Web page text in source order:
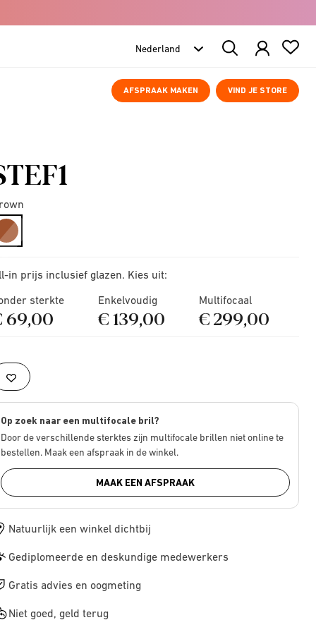
Search
Products
AFSPRAAK MAKEN VIND JE STORE
selected
in prijs inclusief glazen. Kies uit:
sterkte
69,00
Enkelvoudig
€ 139,00
Multifocaal
€ 299,00
Op zoek naar een multifocale bril?
Door de verschillende sterktes zijn multifocale brillen niet online te
bestellen. Maak een afspraak in de winkel.
MAAK EEN AFSPRAAK
Natuurlijk een winkel dichtbij
Gediplomeerde en deskundige medewerkers
Gratis advies en oogmeting
Niet goed, geld terug